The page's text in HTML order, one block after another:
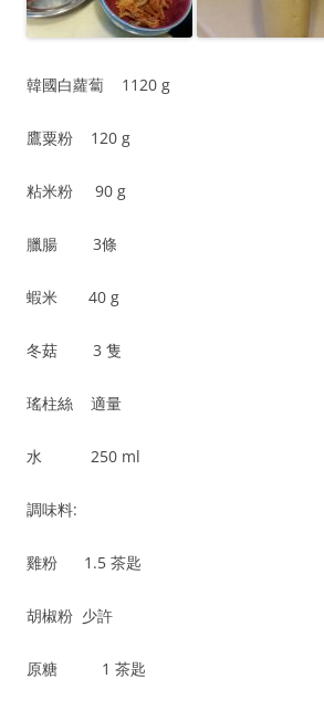
韓國白蘿蔔 1120 g
鷹粟粉 120 g
粘米粉 90 g
臘腸 3條
蝦米 40 g
冬菇 3 隻
瑤柱絲 適量
水 250 ml
調味料:
雞粉 1.5 茶匙
胡椒粉 少許
原糖 1 茶匙